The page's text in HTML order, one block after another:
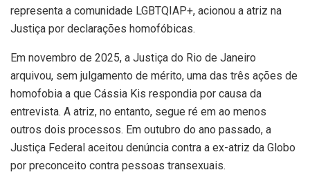
representa a comunidade LGBTQIAP+, acionou a atriz na
Justiça por declarações homofóbicas.
Em novembro de 2025, a Justiça do Rio de Janeiro
arquivou, sem julgamento de mérito, uma das três ações de
homofobia a que Cássia Kis respondia por causa da
entrevista. A atriz, no entanto, segue ré em ao menos
outros dois processos. Em outubro do ano passado, a
Justiça Federal aceitou denúncia contra a ex-atriz da Globo
por preconceito contra pessoas transexuais.